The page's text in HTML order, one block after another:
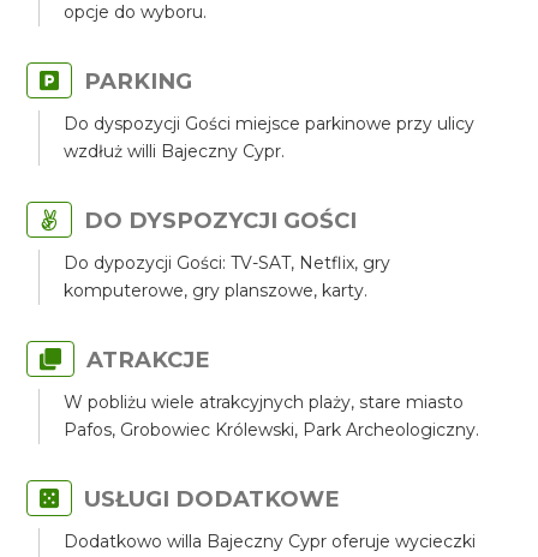
opcje do wyboru.
PARKING
Do dyspozycji Gości miejsce parkinowe przy ulicy
wzdłuż willi Bajeczny Cypr.
DO DYSPOZYCJI GOŚCI
Do dypozycji Gości: TV-SAT, Netflix, gry
komputerowe, gry planszowe, karty.
ATRAKCJE
W pobliżu wiele atrakcyjnych plaży, stare miasto
Pafos, Grobowiec Królewski, Park Archeologiczny.
USŁUGI DODATKOWE
Dodatkowo willa Bajeczny Cypr oferuje wycieczki